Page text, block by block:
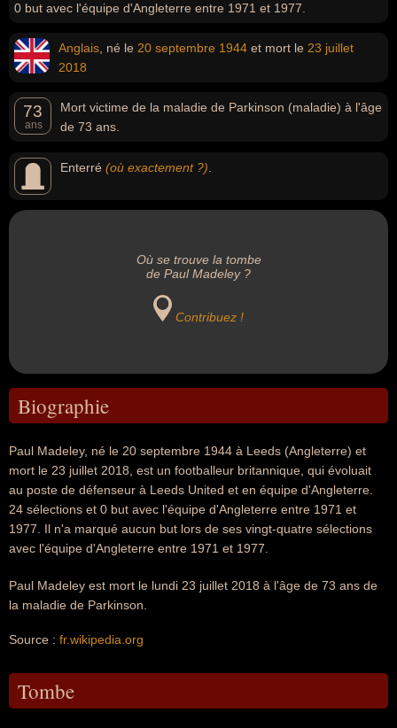
0 but avec l'équipe d'Angleterre entre 1971 et 1977.
Anglais , né le 20 septembre 1944 et mort le 23 juillet
2018
73
ans
Mort victime de la maladie de Parkinson (maladie) à l'âge
de 73 ans.
Enterré (où exactement ?)
Où se trouve la tombe
de Paul Madeley ?
Contribuez !
Biographie
Paul Madeley, né le 20 septembre 1944 à Leeds (Angleterre) et
mort le 23 juillet 2018, est un footballeur britannique, qui évoluait
au poste de défenseur à Leeds United et en équipe d'Angleterre.
24 sélections et 0 but avec l'équipe d'Angleterre entre 1971 et
1977. Il n'a marqué aucun but lors de ses vingt-quatre sélections
avec l'équipe d'Angleterre entre 1971 et 1977.
Paul Madeley est mort le lundi 23 juillet 2018 à l'âge de 73 ans de
la maladie de Parkinson.
Source : fr.wikipedia.org
Tombe